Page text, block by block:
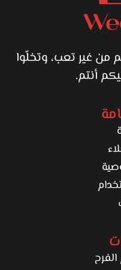
من غير تعب، وتخلّوا
أنتم.